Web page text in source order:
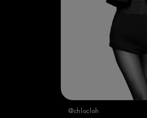
@chlocloh